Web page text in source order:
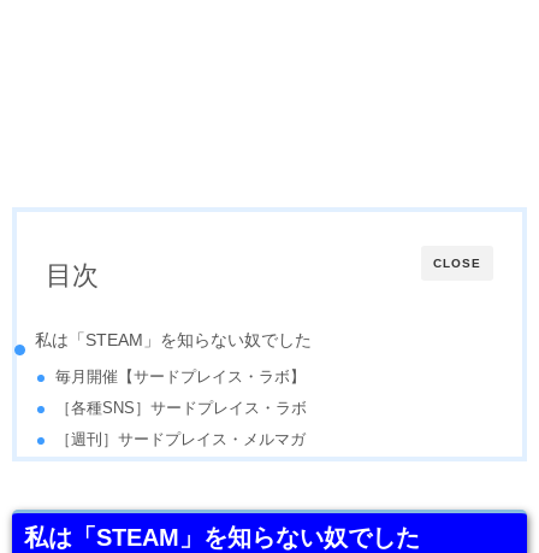
CLOSE
目次
私は「STEAM」を知らない奴でした
毎月開催【サードプレイス・ラボ】
［各種SNS］サードプレイス・ラボ
［週刊］サードプレイス・メルマガ
私は「STEAM」を知らない奴でした